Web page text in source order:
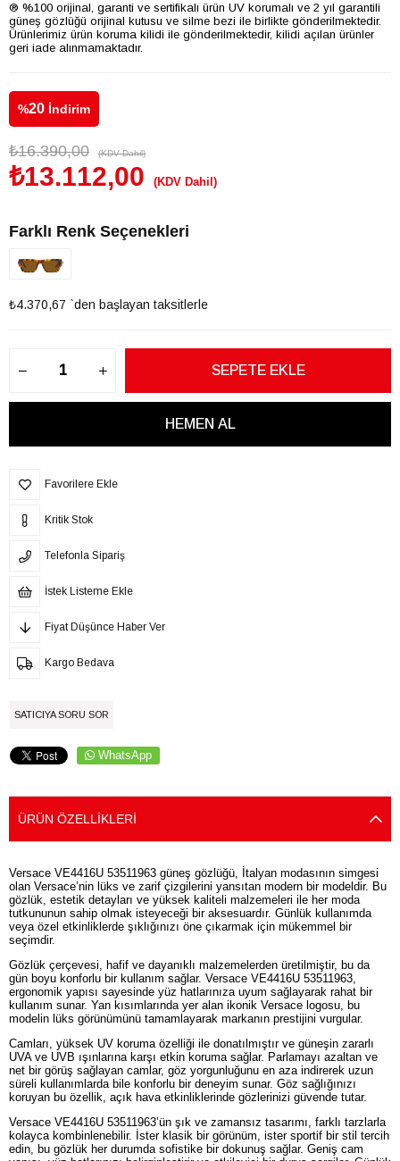
® %100 orijinal, garanti ve sertifikalı ürün UV korumalı ve 2 yıl garantili
güneş gözlüğü orijinal kutusu ve silme bezi ile birlikte gönderilmektedir.
Ürünlerimiz ürün koruma kilidi ile gönderilmektedir, kilidi açılan ürünler
geri iade alınmamaktadır.
%20 İndirim
₺16.390,00 (KDV Dahil)
₺13.112,00 (KDV Dahil)
Farklı Renk Seçenekleri
₺4.370,67 `den başlayan taksitlerle
Favorilere Ekle
Kritik Stok
Telefonla Sipariş
İstek Listeme Ekle
Fiyat Düşünce Haber Ver
Kargo Bedava
SATICIYA SORU SOR
WhatsApp
ÜRÜN ÖZELLIKLERI
Versace VE4416U 53511963 güneş gözlüğü, İtalyan modasının simgesi
olan Versace’nin lüks ve zarif çizgilerini yansıtan modern bir modeldir. Bu
gözlük, estetik detayları ve yüksek kaliteli malzemeleri ile her moda
tutkununun sahip olmak isteyeceği bir aksesuardır. Günlük kullanımda
veya özel etkinliklerde şıklığınızı öne çıkarmak için mükemmel bir
seçimdir.
Gözlük çerçevesi, hafif ve dayanıklı malzemelerden üretilmiştir, bu da
gün boyu konforlu bir kullanım sağlar. Versace VE4416U 53511963,
ergonomik yapısı sayesinde yüz hatlarınıza uyum sağlayarak rahat bir
kullanım sunar. Yan kısımlarında yer alan ikonik Versace logosu, bu
modelin lüks görünümünü tamamlayarak markanın prestijini vurgular.
Camları, yüksek UV koruma özelliği ile donatılmıştır ve güneşin zararlı
UVA ve UVB ışınlarına karşı etkin koruma sağlar. Parlamayı azaltan ve
net bir görüş sağlayan camlar, göz yorgunluğunu en aza indirerek uzun
süreli kullanımlarda bile konforlu bir deneyim sunar. Göz sağlığınızı
koruyan bu özellik, açık hava etkinliklerinde gözlerinizi güvende tutar.
Versace VE4416U 53511963’ün şık ve zamansız tasarımı, farklı tarzlarla
kolayca kombinlenebilir. İster klasik bir görünüm, ister sportif bir stil tercih
edin, bu gözlük her durumda sofistike bir dokunuş sağlar. Geniş cam